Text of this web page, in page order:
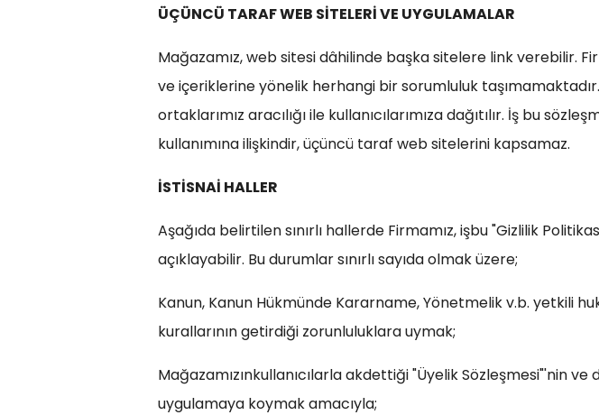
ÜÇÜNCÜ TARAF WEB SİTELERİ VE UYGULAMALAR
Mağazamız, web sitesi dâhilinde başka sitelere link verebilir.
ve içeriklerine yönelik herhangi bir sorumluluk
ortaklarımız aracılığı ile kullanıcılarımıza dağıtılır. İş bu
kullanımına ilişkindir, üçüncü taraf web sitelerini kapsamaz.
İSTİSNAİ HALLER
Aşağıda belirtilen sınırlı hallerde Firmamız, işbu "Gizlilik
açıklayabilir. Bu durumlar sınırlı sayıda olmak üzere;
Kanun, Kanun Hükmünde Kararname, Yönetmelik v.b. yetkili
kurallarının getirdiği zorunluluklara uymak;
Mağazamızınkullanıcılarla akdettiği "Üyelik Sözleşmesi"'nin
uygulamaya koymak amacıyla;